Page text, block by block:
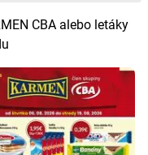
CBA alebo letáky